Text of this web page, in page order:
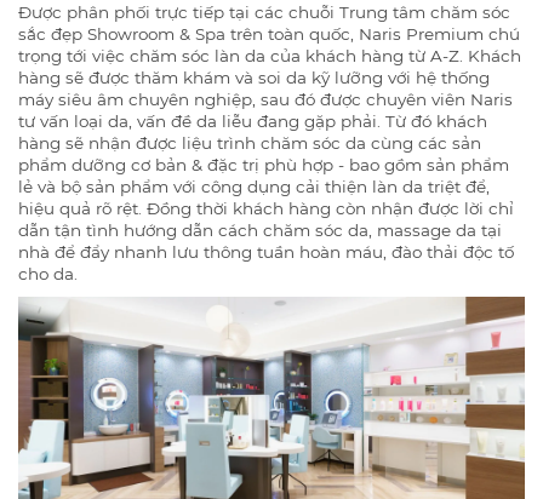
Được phân phối trực tiếp tại các chuỗi Trung tâm chăm sóc
sắc đẹp Showroom & Spa trên toàn quốc, Naris Premium chú
trọng tới việc chăm sóc làn da của khách hàng từ A-Z. Khách
hàng sẽ được thăm khám và soi da kỹ lưỡng với hệ thống
máy siêu âm chuyên nghiệp, sau đó được chuyên viên Naris
tư vấn loại da, vấn đề da liễu đang gặp phải. Từ đó khách
hàng sẽ nhận được liệu trình chăm sóc da cùng các sản
phẩm dưỡng cơ bản & đặc trị phù hợp - bao gồm sản phẩm
lẻ và bộ sản phẩm với công dụng cải thiện làn da triệt để,
hiệu quả rõ rệt. Đồng thời khách hàng còn nhận được lời chỉ
dẫn tận tình hướng dẫn cách chăm sóc da, massage da tại
nhà để đẩy nhanh lưu thông tuần hoàn máu, đào thải độc tố
cho da.